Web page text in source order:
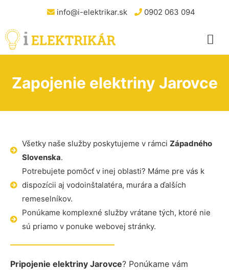
info@i-elektrikar.sk 0902 063 094
Zapojenie elektriny Jarovce
Všetky naše služby poskytujeme v rámci Západného
Slovenska.
Potrebujete pomôcť v inej oblasti? Máme pre vás k
dispozícii aj vodoinštalatéra, murára a ďalších
remeselníkov.
Ponúkame komplexné služby vrátane tých, ktoré nie
sú priamo v ponuke webovej stránky.
Pripojenie elektriny Jarovce? Ponúkame vám